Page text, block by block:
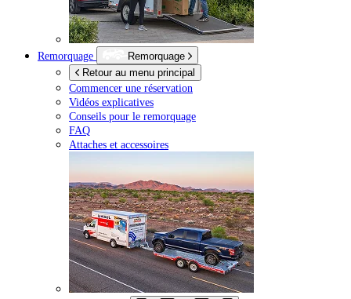
Remorquage
Remorquage
Retour au menu principal
Commencer une réservation
Vidéos explicatives
Conseils pour le remorquage
FAQ
Attaches et accessoires